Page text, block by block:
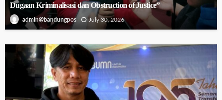
Dugaan Kriminalisasi dan Obstruction of Justice”
admin@bandungpos July 30, 2026